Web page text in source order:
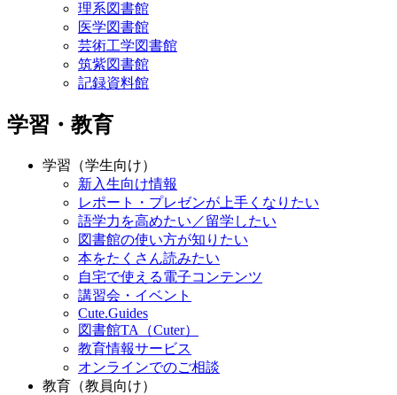
理系図書館
医学図書館
芸術工学図書館
筑紫図書館
記録資料館
学習・教育
学習（学生向け）
新入生向け情報
レポート・プレゼンが上手くなりたい
語学力を高めたい／留学したい
図書館の使い方が知りたい
本をたくさん読みたい
自宅で使える電子コンテンツ
講習会・イベント
Cute.Guides
図書館TA（Cuter）
教育情報サービス
オンラインでのご相談
教育（教員向け）